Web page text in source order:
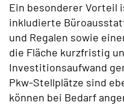
Ein besonderer Vorteil
inkludierte
und Regalen sowie
die Fläche kurzfristig
Investitionsaufwand
Pkw-Stellplätze sind
können bei Bedarf